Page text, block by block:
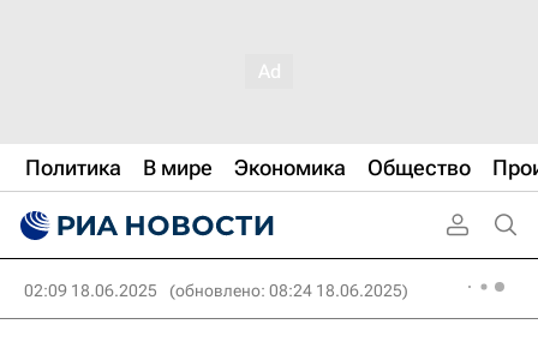
Политика В мире Экономика Общество
02:09 18.06.2025 (обновлено: 08:24 18.06.2025)